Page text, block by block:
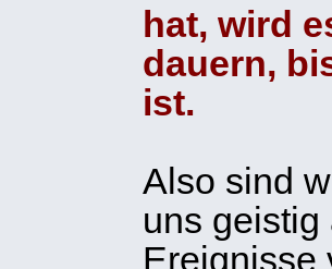
hat, wird
dauern,
ist.
Also sind
uns
Ereignisse